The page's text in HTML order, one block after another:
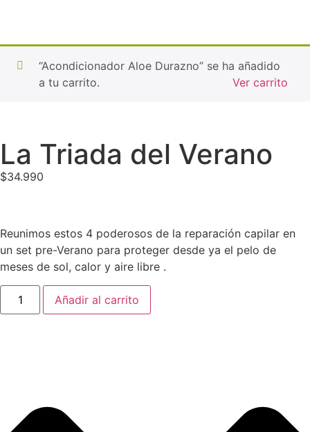
“Acondicionador Aloe Durazno” se ha añadido
a tu carrito.
Ver carrito
La Triada del Verano
$34.990
Reunimos estos 4 poderosos de la reparación capilar en
un set pre-Verano para proteger desde ya el pelo de
meses de sol, calor y aire libre .
Añadir al carrito